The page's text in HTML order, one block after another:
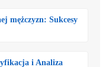
mężczyzn: Sukcesy
i Analiza